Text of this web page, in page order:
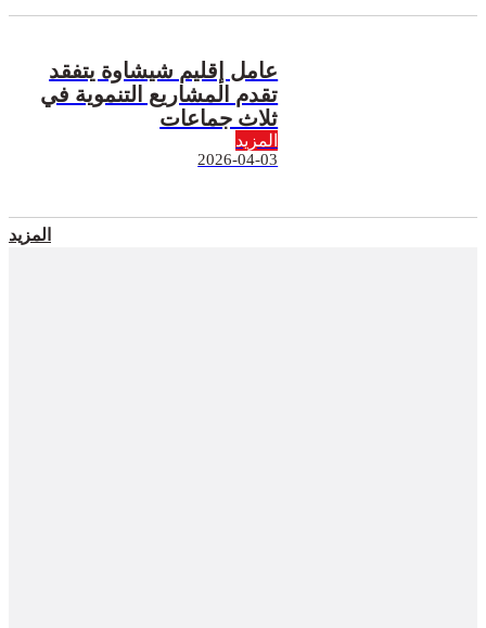
عامل إقليم شيشاوة يتفقد
تقدم المشاريع التنموية في
ثلاث جماعات
المزيد
2026-04-03
المزيد